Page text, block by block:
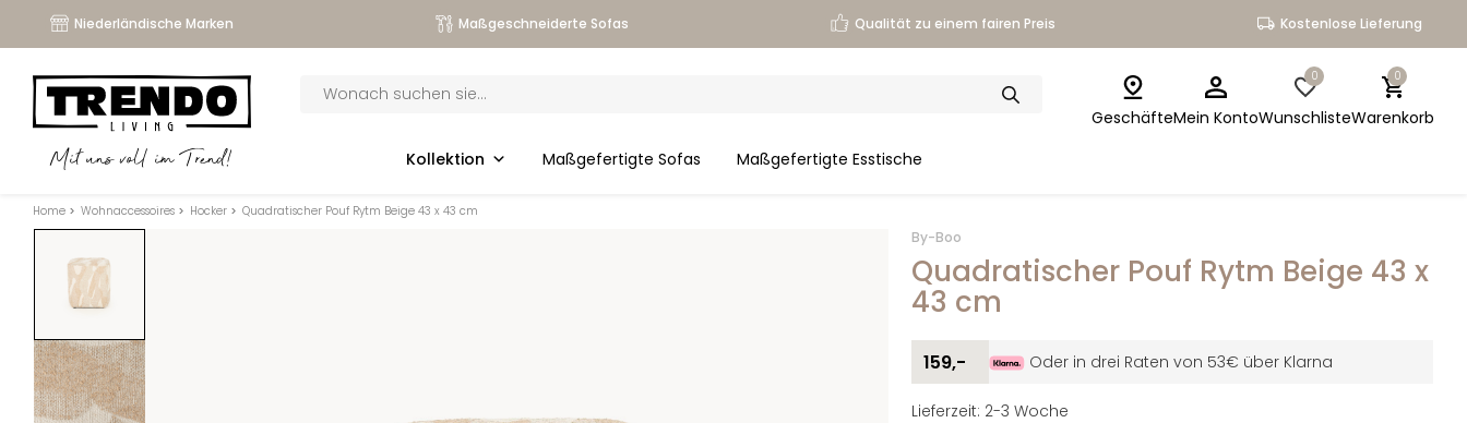
Niederländische Marken Maßgeschneiderte Sofas Qualität zu einem fairen Preis Kostenlose Lieferung
Mit uns voll im Trend!
search
Kollektion Maßgefertigte Sofas Maßgefertigte Esstische
GeschäfteMein Konto
0
Wunschliste
0
Warenkorb
Home > Wohnaccessoires > Hocker > Quadratischer Pouf Rytm Beige 43 x 43 cm
By-Boo
Quadratischer Pouf Rytm Beige 43 x
43 cm
159,- Oder in drei Raten von 53€ über Klarna
Lieferzeit: 2-3 Woche